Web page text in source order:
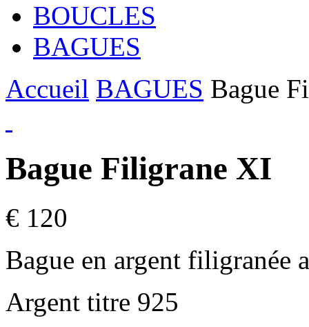
BOUCLES
BAGUES
Accueil BAGUES Bague
Bague Filigrane XI
€ 120
Bague en argent filigranée
Argent titre 925